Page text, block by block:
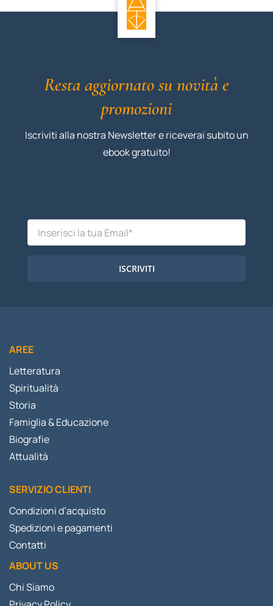
Resta aggiornato su novità e
promozioni
Iscriviti alla nostra Newsletter e riceverai subito un
ebook gratuito!
ISCRIVITI
AREE
Letteratura
Spiritualità
Storia
Famiglia & Educazione
Biografie
Attualità
SERVIZIO CLIENTI
Condizioni d’acquisto
Spedizioni e pagamenti
Contatti
ABOUT US
Chi Siamo